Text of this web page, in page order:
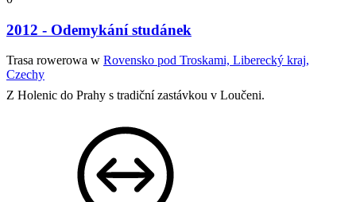
2012 - Odemykání studánek
Trasa rowerowa w Rovensko pod Troskami, Liberecký kraj,
Czechy
Z Holenic do Prahy s tradiční zastávkou v Loučeni.